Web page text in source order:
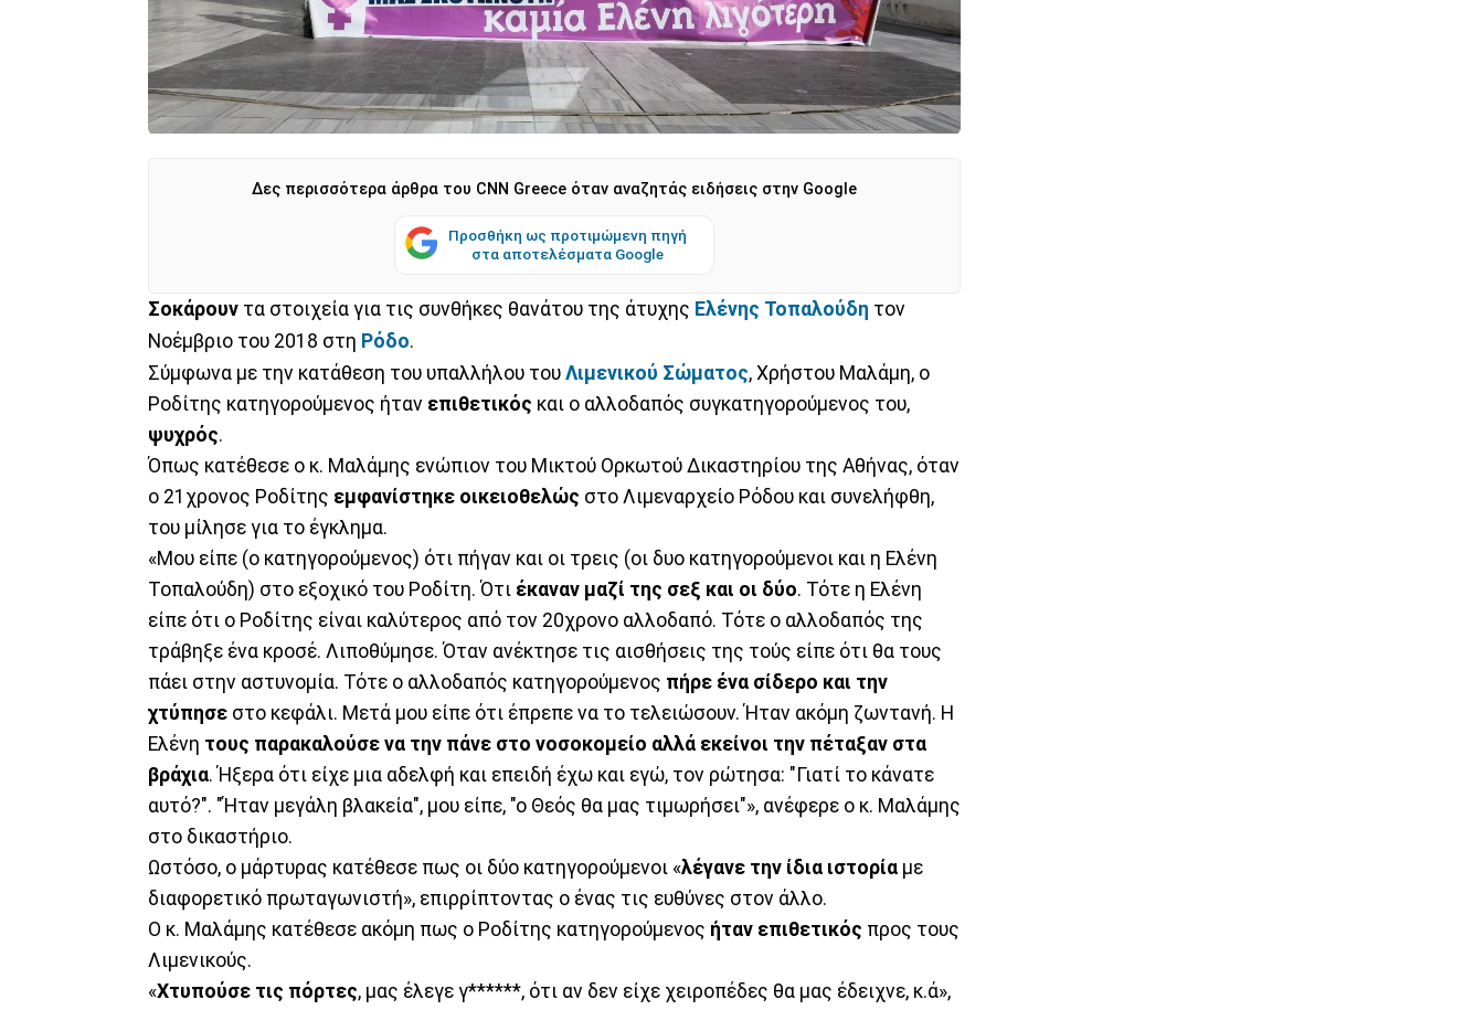
Δες περισσότερα άρθρα του CNN Greece όταν αναζητάς ειδήσεις στην Google
Προσθήκη ως προτιμώμενη πηγή
στα αποτελέσματα Google
Σοκάρουν τα στοιχεία για τις συνθήκες θανάτου της άτυχης Ελένης Τοπαλούδη τον
Νοέμβριο του 2018 στη Ρόδο.
Σύμφωνα με την κατάθεση του υπαλλήλου του Λιμενικού Σώματος, Χρήστου Μαλάμη, ο
Ροδίτης κατηγορούμενος ήταν επιθετικός και ο αλλοδαπός συγκατηγορούμενος του,
ψυχρός.
Όπως κατέθεσε ο κ. Μαλάμης ενώπιον του Μικτού Ορκωτού Δικαστηρίου της Αθήνας, όταν
ο 21χρονος Ροδίτης εμφανίστηκε οικειοθελώς στο Λιμεναρχείο Ρόδου και συνελήφθη,
του μίλησε για το έγκλημα.
«Μου είπε (ο κατηγορούμενος) ότι πήγαν και οι τρεις (οι δυο κατηγορούμενοι και η Ελένη
Τοπαλούδη) στο εξοχικό του Ροδίτη. Ότι έκαναν μαζί της σεξ και οι δύο. Τότε η Ελένη
είπε ότι ο Ροδίτης είναι καλύτερος από τον 20χρονο αλλοδαπό. Τότε ο αλλοδαπός της
τράβηξε ένα κροσέ. Λιποθύμησε. Όταν ανέκτησε τις αισθήσεις της τούς είπε ότι θα τους
πάει στην αστυνομία. Τότε ο αλλοδαπός κατηγορούμενος πήρε ένα σίδερο και την
χτύπησε στο κεφάλι. Μετά μου είπε ότι έπρεπε να το τελειώσουν. Ήταν ακόμη ζωντανή. Η
Ελένη τους παρακαλούσε να την πάνε στο νοσοκομείο αλλά εκείνοι την πέταξαν στα
βράχια. Ήξερα ότι είχε μια αδελφή και επειδή έχω και εγώ, τον ρώτησα: "Γιατί το κάνατε
αυτό?". "Ήταν μεγάλη βλακεία", μου είπε, "ο Θεός θα μας τιμωρήσει"», ανέφερε ο κ. Μαλάμης
στο δικαστήριο.
Ωστόσο, ο μάρτυρας κατέθεσε πως οι δύο κατηγορούμενοι «λέγανε την ίδια ιστορία με
διαφορετικό πρωταγωνιστή», επιρρίπτοντας ο ένας τις ευθύνες στον άλλο.
Ο κ. Μαλάμης κατέθεσε ακόμη πως ο Ροδίτης κατηγορούμενος ήταν επιθετικός προς τους
Λιμενικούς.
«Χτυπούσε τις πόρτες, μας έλεγε γ******, ότι αν δεν είχε χειροπέδες θα μας έδειχνε, κ.ά»,